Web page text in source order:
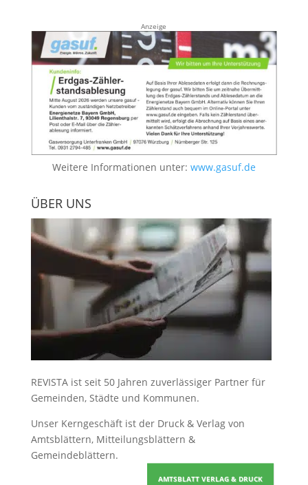
Anzeige
Weitere Informationen unter: www.gasuf.de
ÜBER UNS
REVISTA ist seit 50 Jahren zuverlässiger Partner für
Gemeinden, Städte und Kommunen.
Unser Kerngeschäft ist der Druck & Verlag von
Amtsblättern, Mitteilungsblättern &
Gemeindeblättern.
AMTSBLATT VERLAG & DRUCK